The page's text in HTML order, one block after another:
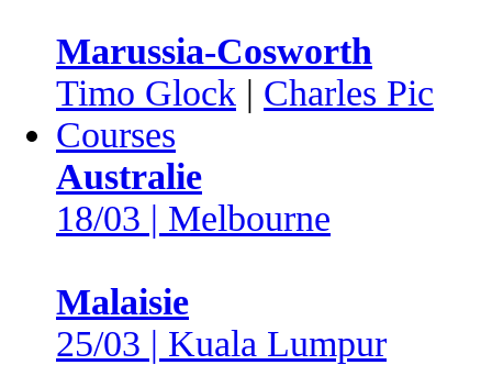
Marussia-Cosworth
Timo Glock | Charles Pic
Courses
Australie
18/03 | Melbourne
Malaisie
25/03 | Kuala Lumpur